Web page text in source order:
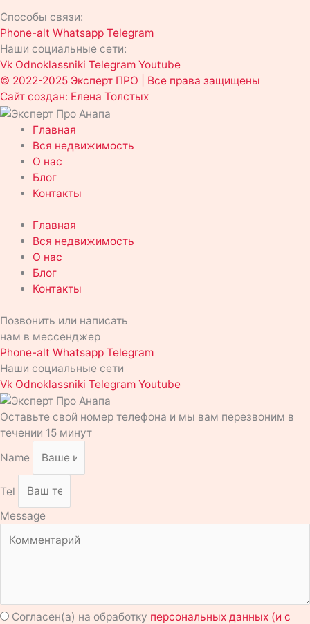
Способы связи:
Phone-alt Whatsapp Telegram
Наши социальные сети:
Vk Odnoklassniki Telegram Youtube
© 2022-2025 Эксперт ПРО | Все права защищены
Сайт создан: Елена Толстых
Главная
Вся недвижимость
О нас
Блог
Контакты
Главная
Вся недвижимость
О нас
Блог
Контакты
Позвонить или написать
нам в мессенджер
Phone-alt Whatsapp Telegram
Наши социальные сети
Vk Odnoklassniki Telegram Youtube
Оставьте свой номер телефона и мы вам перезвоним в
течении 15 минут
Name
Tel
Message
Согласен(а) на обработку персональных данных (и с